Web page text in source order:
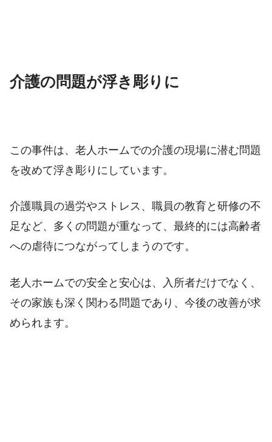
介護の問題が浮き彫りに
この事件は、老人ホームでの介護の現場に潜む問題
を改めて浮き彫りにしています。
介護職員の過労やストレス、職員の教育と研修の不
足など、多くの問題が重なって、最終的には高齢者
への虐待につながってしまうのです。
老人ホームでの安全と安心は、入所者だけでなく、
その家族も深く関わる問題であり、今後の改善が求
められます。